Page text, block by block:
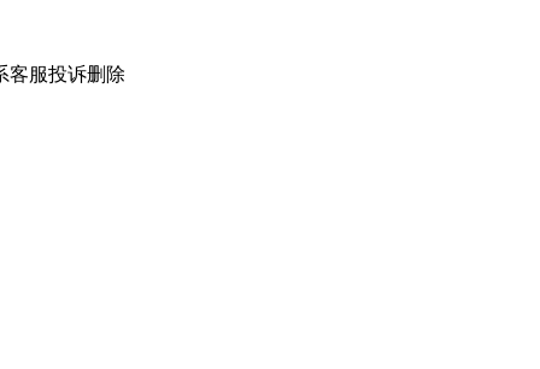
客服投诉删除